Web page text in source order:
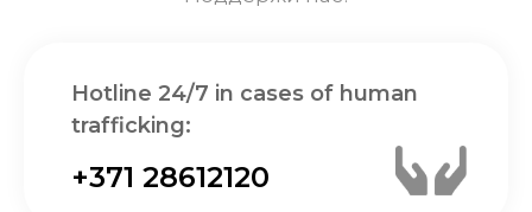
Hotline 24/7 in cases of human
trafficking:
+371 28612120